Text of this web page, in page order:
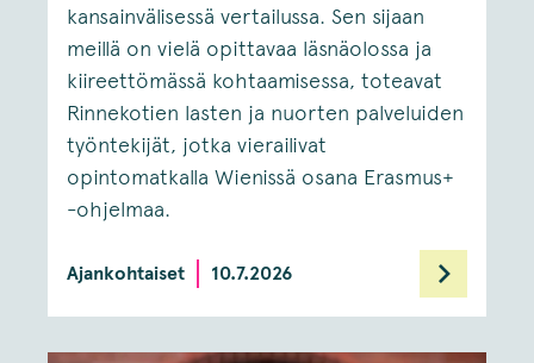
kansainvälisessä vertailussa. Sen sijaan
meillä on vielä opittavaa läsnäolossa ja
kiireettömässä kohtaamisessa, toteavat
Rinnekotien lasten ja nuorten palveluiden
työntekijät, jotka vierailivat
opintomatkalla Wienissä osana Erasmus+
-ohjelmaa.
Ajankohtaiset 10.7.2026